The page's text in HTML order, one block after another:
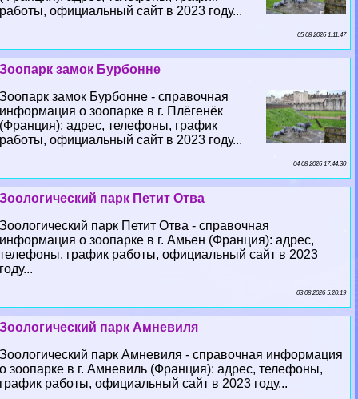
работы, официальный сайт в 2023 году...
05 08 2026 1:11:47
Зоопарк замок Бурбонне
Зоопарк замок Бурбонне - справочная
информация о зоопарке в г. Плёгенёк
(Франция): адрес, телефоны, график
работы, официальный сайт в 2023 году...
04 08 2026 17:44:30
Зоологический парк Петит Отва
Зоологический парк Петит Отва - справочная
информация о зоопарке в г. Амьен (Франция): адрес,
телефоны, график работы, официальный сайт в 2023
году...
03 08 2026 5:20:19
Зоологический парк Амневиля
Зоологический парк Амневиля - справочная информация
о зоопарке в г. Амневиль (Франция): адрес, телефоны,
график работы, официальный сайт в 2023 году...